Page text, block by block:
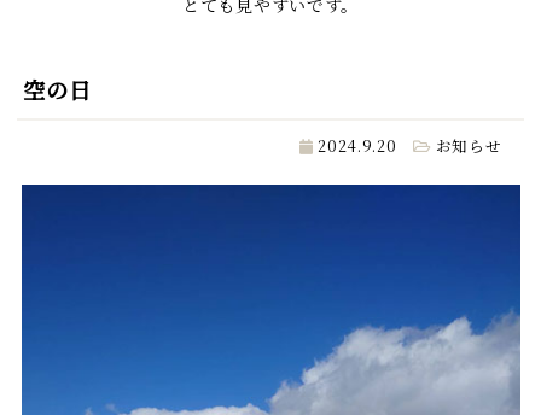
とても見やすいです。
空の日
2024.9.20 お知らせ